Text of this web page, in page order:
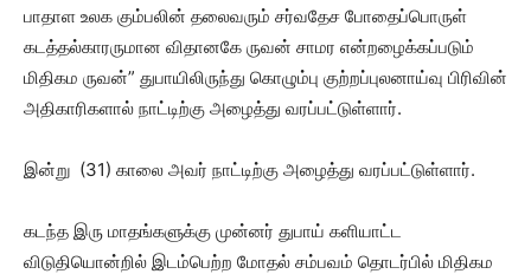
பாதாள உலக கும்பலின் தலைவரும் சர்வதேச போதைப்பொருள்
கடத்தல்காரருமான விதானகே ருவன் சாமர என்றழைக்கப்படும்
மிதிகம ருவன்” துபாயிலிருந்து கொழும்பு குற்றப்புலனாய்வு பிரிவின்
அதிகாரிகளால் நாட்டிற்கு அழைத்து வரப்பட்டுள்ளார்.
இன்று (31) காலை அவர் நாட்டிற்கு அழைத்து வரப்பட்டுள்ளார்.
கடந்த இரு மாதங்களுக்கு முன்னர் துபாய் களியாட்ட
விடுதியொன்றில் இடம்பெற்ற மோதல் சம்பவம் தொடர்பில் மிதிகம